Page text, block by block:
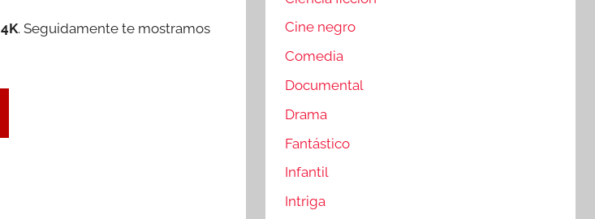
4K. Seguidamente te mostramos
Cine negro
Comedia
Documental
Drama
Fantástico
Infantil
Intriga